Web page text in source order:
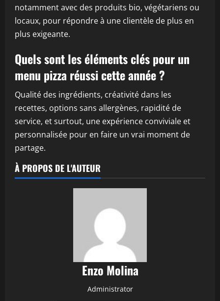
notamment avec des produits bio, végétariens ou
locaux, pour répondre à une clientèle de plus en
plus exigeante.
Quels sont les éléments clés pour un
menu pizza réussi cette année ?
Qualité des ingrédients, créativité dans les
recettes, options sans allergènes, rapidité de
service, et surtout, une expérience conviviale et
personnalisée pour en faire un vrai moment de
partage.
À PROPOS DE L'AUTEUR
Enzo Molina
Administrator